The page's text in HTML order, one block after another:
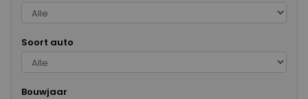
Soort auto
Bouwjaar